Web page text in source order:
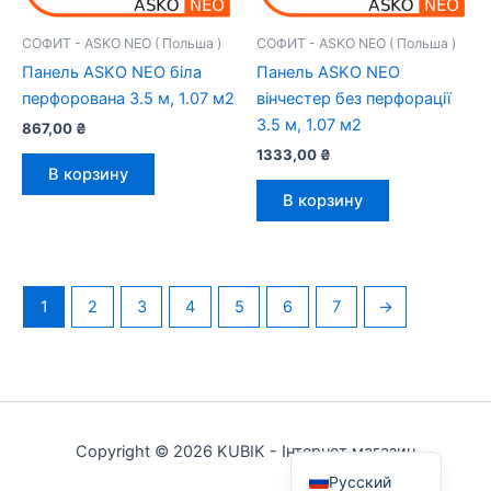
СОФИТ - ASKO NEO ( Польша )
Панель ASKO NEO біла
перфорована 3.5 м, 1.07 м2
867,00 ₴
В корзину
СОФИТ - ASKO NEO ( Польша )
Панель ASKO NEO
вінчестер без перфорації
3.5 м, 1.07 м2
1333,00 ₴
В корзину
1 2 3 4 5 6 7 →
Copyright © 2026 KUBIK - Інтернет магазин
Русский
Українська